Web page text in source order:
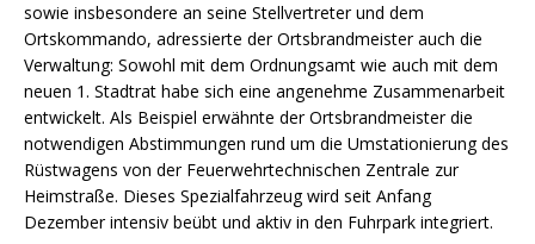
sowie insbesondere an seine Stellvertreter und dem
Ortskommando, adressierte der Ortsbrandmeister auch die
Verwaltung: Sowohl mit dem Ordnungsamt wie auch mit dem
neuen 1. Stadtrat habe sich eine angenehme Zusammenarbeit
entwickelt. Als Beispiel erwähnte der Ortsbrandmeister die
notwendigen Abstimmungen rund um die Umstationierung des
Rüstwagens von der Feuerwehrtechnischen Zentrale zur
Heimstraße. Dieses Spezialfahrzeug wird seit Anfang
Dezember intensiv beübt und aktiv in den Fuhrpark integriert.